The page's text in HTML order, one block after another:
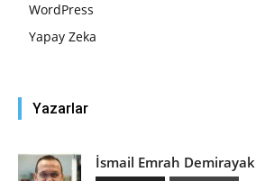
WordPress
Yapay Zeka
Yazarlar
İsmail Emrah Demirayak